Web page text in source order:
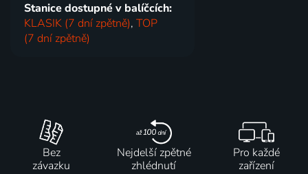
Stanice dostupné v balíčcích:
KLASIK (7 dní zpětně),TOP
(7 dní zpětně)
Bez
závazku
Nejdelší zpětné
zhlédnutí
Pro každé
zařízení